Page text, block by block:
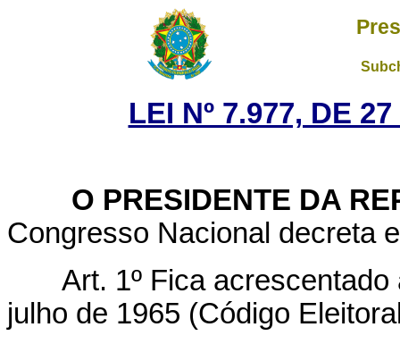
LEI Nº 7.977, DE
O PRESIDENTE DA
Congresso Nacional decreta
Art. 1º Fica
julho de 1965 (Código